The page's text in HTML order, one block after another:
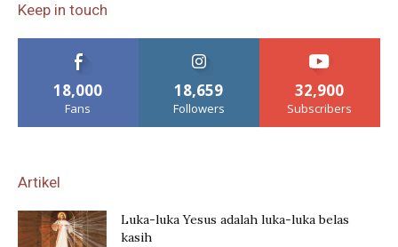
Keep in touch
18,000
Fans
18,659
Followers
32,900
Subscribers
Artikel
Luka-luka Yesus adalah luka-luka belas
kasih